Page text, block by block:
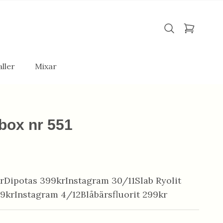
Mixar
nr 551
399krInstagram 30/11Slab Ryolit
4/12Blåbärsfluorit 299kr